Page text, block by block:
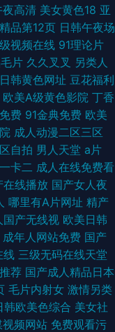
夜高清 美女黄色18 亚
品第12页 日韩午夜场
视频在线 91理论片
片 久久叉叉 另类人
日韩黄色网址 豆花福利
欧美A级黄色影院 丁香
费 91金典免费 欧美
成人动漫二区三区
自拍 男人天堂 a片
卡二 成人在线免费看
在线播放 国产女人夜
哪里有A片网址 精产
国产无线视 欧美日韩
成年人网站免费 国产
线 三级无码在线天堂
荐 国产成人精品日本
毛片内射女 激情另类
韩欧美色综合 美女社
频网站 免费观看污